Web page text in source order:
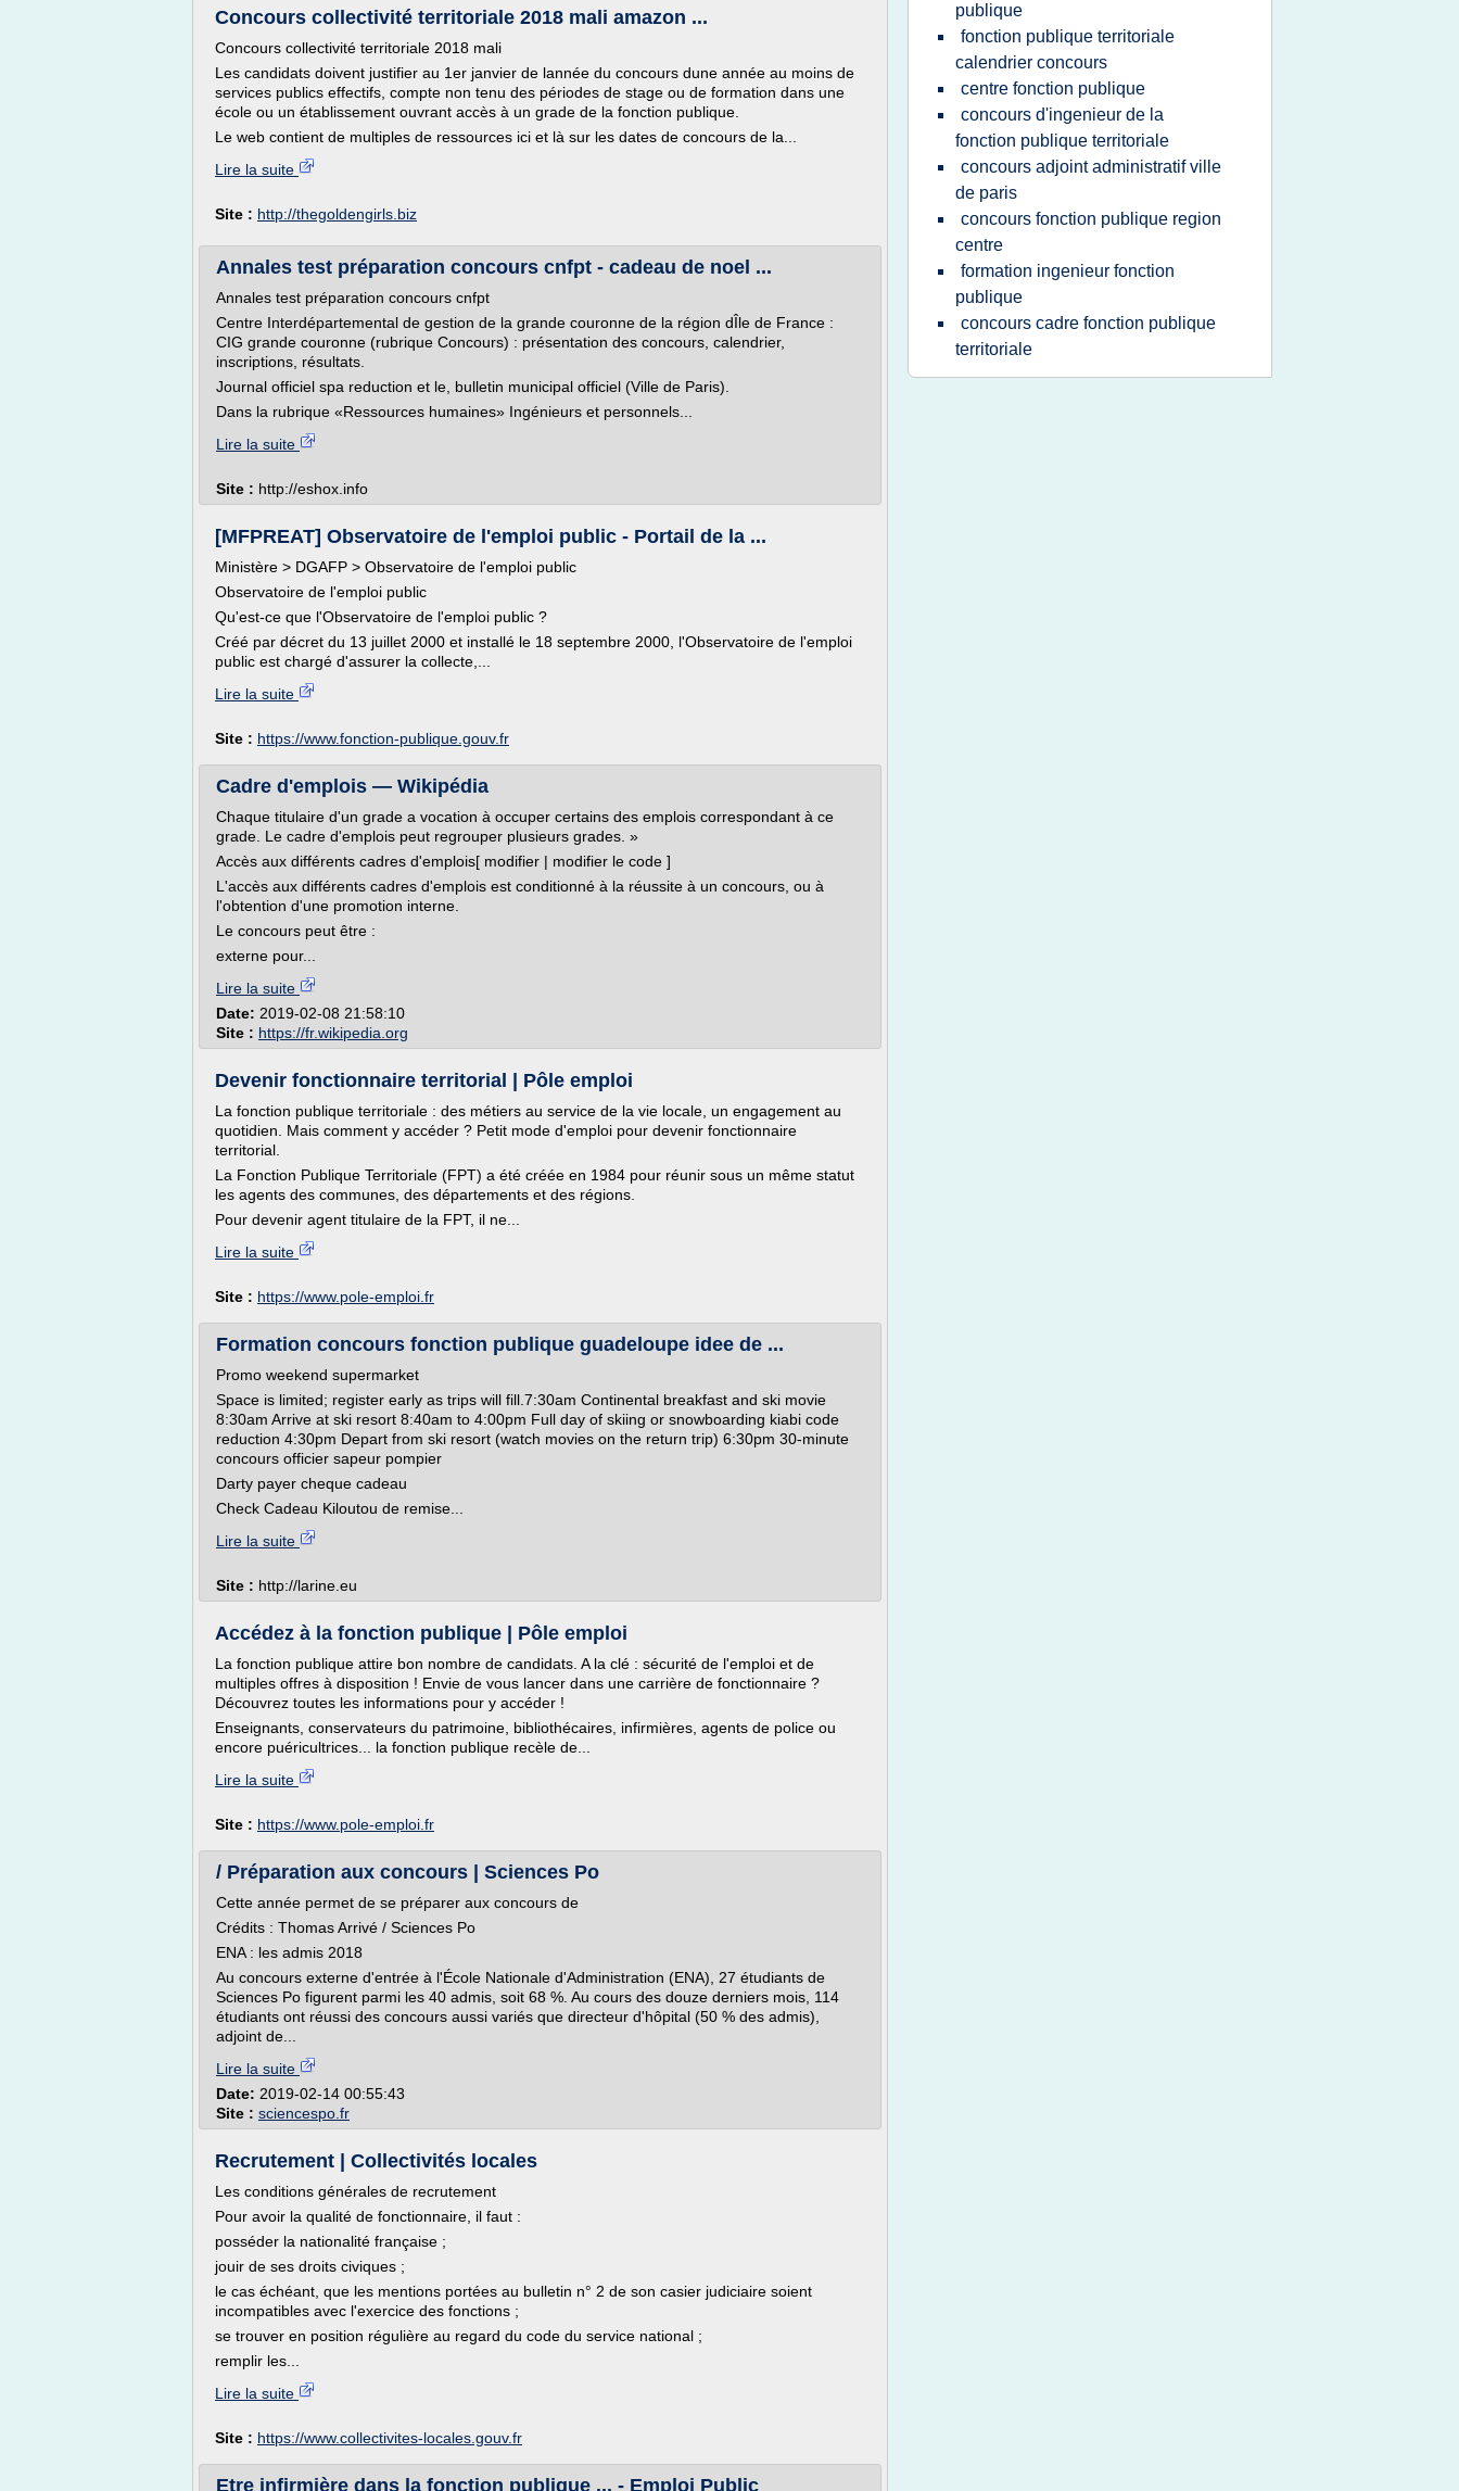
Concours collectivité territoriale 2018 mali amazon ...
Concours collectivité territoriale 2018 mali
Les candidats doivent justifier au 1er janvier de lannée du concours dune année au moins de
services publics effectifs, compte non tenu des périodes de stage ou de formation dans une
école ou un établissement ouvrant accès à un grade de la fonction publique.
Le web contient de multiples de ressources ici et là sur les dates de concours de la...
Lire la suite
Site : http://thegoldengirls.biz
Annales test préparation concours cnfpt - cadeau de noel ...
Annales test préparation concours cnfpt
Centre Interdépartemental de gestion de la grande couronne de la région dÎle de France :
CIG grande couronne (rubrique Concours) : présentation des concours, calendrier,
inscriptions, résultats.
Journal officiel spa reduction et le, bulletin municipal officiel (Ville de Paris).
Dans la rubrique «Ressources humaines» Ingénieurs et personnels...
Lire la suite
Site : http://eshox.info
[MFPREAT] Observatoire de l'emploi public - Portail de la ...
Ministère > DGAFP > Observatoire de l'emploi public
Observatoire de l'emploi public
Qu'est-ce que l'Observatoire de l'emploi public ?
Créé par décret du 13 juillet 2000 et installé le 18 septembre 2000, l'Observatoire de l'emploi
public est chargé d'assurer la collecte,...
Lire la suite
Site : https://www.fonction-publique.gouv.fr
Cadre d'emplois — Wikipédia
Chaque titulaire d'un grade a vocation à occuper certains des emplois correspondant à ce
grade. Le cadre d'emplois peut regrouper plusieurs grades. »
Accès aux différents cadres d'emplois[ modifier | modifier le code ]
L'accès aux différents cadres d'emplois est conditionné à la réussite à un concours, ou à
l'obtention d'une promotion interne.
Le concours peut être :
externe pour...
Lire la suite
Date: 2019-02-08 21:58:10
Site : https://fr.wikipedia.org
Devenir fonctionnaire territorial | Pôle emploi
La fonction publique territoriale : des métiers au service de la vie locale, un engagement au
quotidien. Mais comment y accéder ? Petit mode d'emploi pour devenir fonctionnaire
territorial.
La Fonction Publique Territoriale (FPT) a été créée en 1984 pour réunir sous un même statut
les agents des communes, des départements et des régions.
Pour devenir agent titulaire de la FPT, il ne...
Lire la suite
Site : https://www.pole-emploi.fr
Formation concours fonction publique guadeloupe idee de ...
Promo weekend supermarket
Space is limited; register early as trips will fill.7:30am Continental breakfast and ski movie
8:30am Arrive at ski resort 8:40am to 4:00pm Full day of skiing or snowboarding kiabi code
reduction 4:30pm Depart from ski resort (watch movies on the return trip) 6:30pm 30-minute
concours officier sapeur pompier
Darty payer cheque cadeau
Check Cadeau Kiloutou de remise...
Lire la suite
Site : http://larine.eu
Accédez à la fonction publique | Pôle emploi
La fonction publique attire bon nombre de candidats. A la clé : sécurité de l'emploi et de
multiples offres à disposition ! Envie de vous lancer dans une carrière de fonctionnaire ?
Découvrez toutes les informations pour y accéder !
Enseignants, conservateurs du patrimoine, bibliothécaires, infirmières, agents de police ou
encore puéricultrices... la fonction publique recèle de...
Lire la suite
Site : https://www.pole-emploi.fr
/ Préparation aux concours | Sciences Po
Cette année permet de se préparer aux concours de
Crédits : Thomas Arrivé / Sciences Po
ENA : les admis 2018
Au concours externe d'entrée à l'École Nationale d'Administration (ENA), 27 étudiants de
Sciences Po figurent parmi les 40 admis, soit 68 %. Au cours des douze derniers mois, 114
étudiants ont réussi des concours aussi variés que directeur d'hôpital (50 % des admis),
adjoint de...
Lire la suite
Date: 2019-02-14 00:55:43
Site : sciencespo.fr
Recrutement | Collectivités locales
Les conditions générales de recrutement
Pour avoir la qualité de fonctionnaire, il faut :
posséder la nationalité française ;
jouir de ses droits civiques ;
le cas échéant, que les mentions portées au bulletin n° 2 de son casier judiciaire soient
incompatibles avec l'exercice des fonctions ;
se trouver en position régulière au regard du code du service national ;
remplir les...
Lire la suite
Site : https://www.collectivites-locales.gouv.fr
Etre infirmière dans la fonction publique ... - Emploi Public
publique
fonction publique territoriale
calendrier concours
centre fonction publique
concours d'ingenieur de la
fonction publique territoriale
concours adjoint administratif ville
de paris
concours fonction publique region
centre
formation ingenieur fonction
publique
concours cadre fonction publique
territoriale